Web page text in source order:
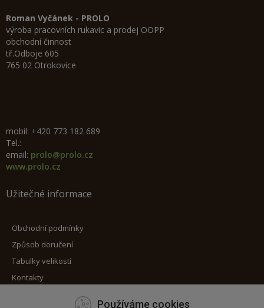
Roman Vyčánek - PROLO
výroba pracovních rukavic a prodej OOPP
obchodní činnost
tř.Odboje 605
765 02 Otrokovice
mobil: +420 773 182 689
Tel.:
email: prolo@prolo.cz
www.prolo.cz
Užitečné informace
Obchodní podmínky
Způsob doručení
Tabulky velikostí
Kontakty
Používáme cookies